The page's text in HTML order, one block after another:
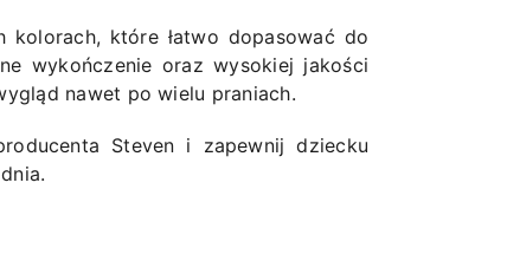
kolorach, które łatwo dopasować do
wykończenie oraz wysokiej jakości
nawet po wielu praniach.
Steven i zapewnij dziecku